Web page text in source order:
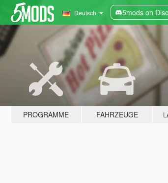
Deutsch 5mods on
PROGRAMME FAHRZEUGE